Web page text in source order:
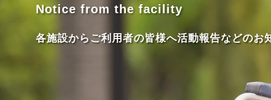
Notice from the facility
各施設からご利用者の皆様へ活動報告などのお